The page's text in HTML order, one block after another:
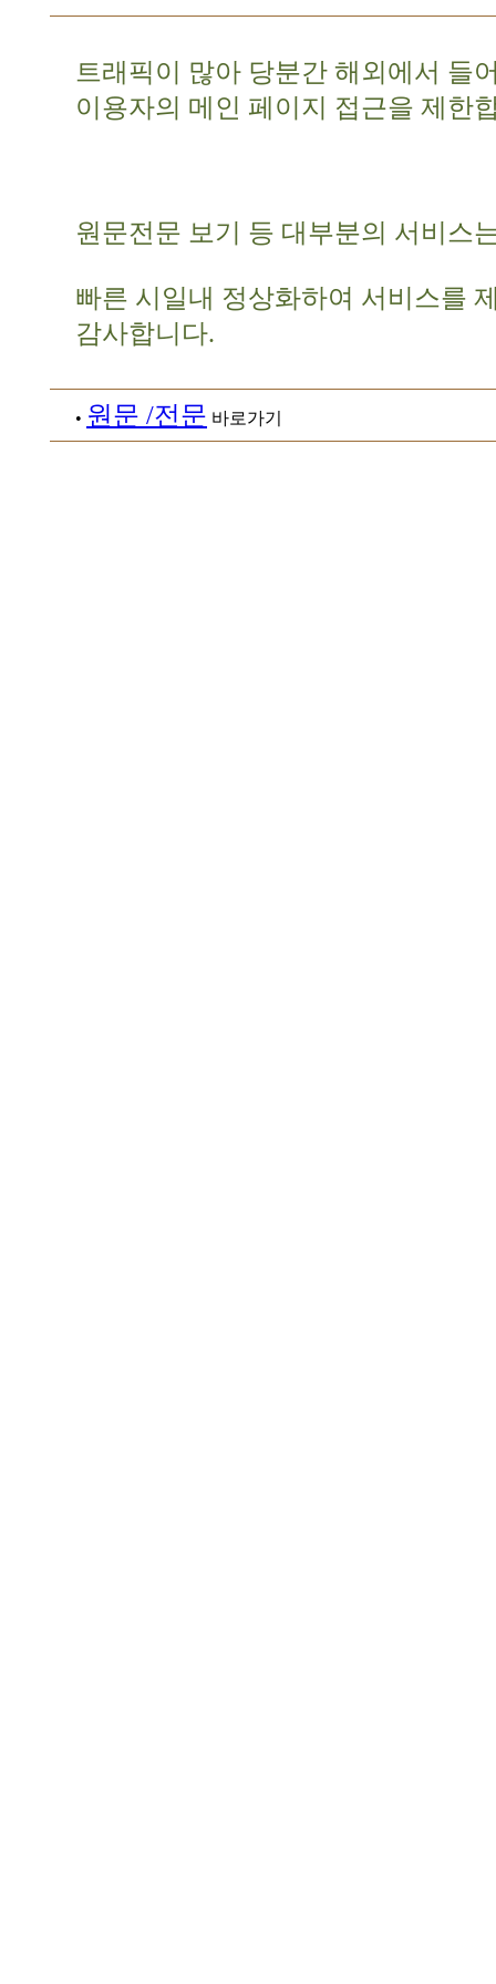
트래픽이 많아 당분간 해외에서 들
이용자의 메인 페이지 접근을 제한
원문전문 보기 등 대부분의 서비스
빠른 시일내 정상화하여 서비스를
감사합니다.
• 원문 /전문 바로가기